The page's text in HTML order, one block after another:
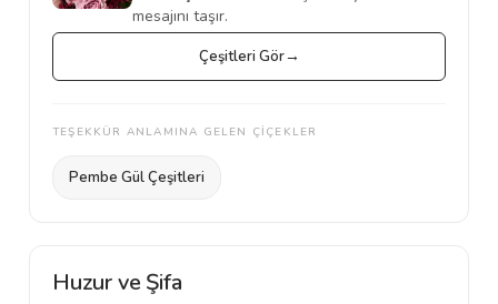
mesajını taşır.
Çeşitleri Gör
TEŞEKKÜR ANLAMINA GELEN ÇİÇEKLER
Pembe Gül Çeşitleri
Huzur ve Şifa